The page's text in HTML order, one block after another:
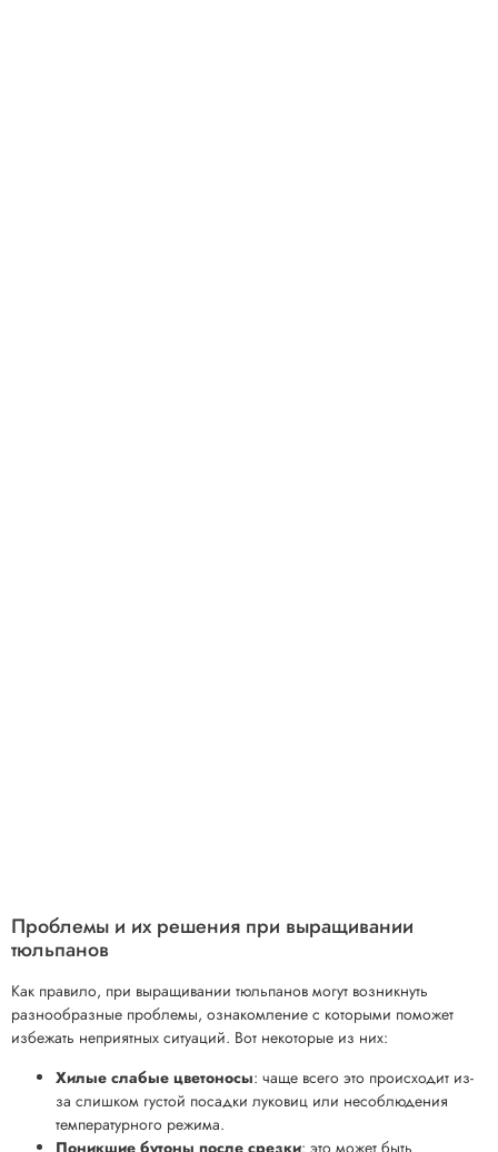
Проблемы и их решения при выращивании
тюльпанов
Как правило, при выращивании тюльпанов могут возникнуть
разнообразные проблемы, ознакомление с которыми поможет
избежать неприятных ситуаций. Вот некоторые из них:
Хилые слабые цветоносы: чаще всего это происходит из-
за слишком густой посадки луковиц или несоблюдения
температурного режима.
Поникшие бутоны после срезки: это может быть